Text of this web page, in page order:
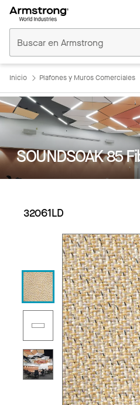
Inicio
Inicio Plafones y Muros Comerciales
SOUNDSOAK 85
32061LD